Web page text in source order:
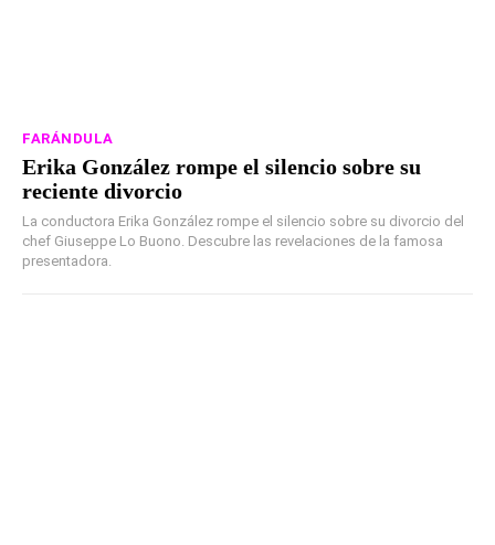
FARÁNDULA
Erika González rompe el silencio sobre su
reciente divorcio
La conductora Erika González rompe el silencio sobre su divorcio del
chef Giuseppe Lo Buono. Descubre las revelaciones de la famosa
presentadora.